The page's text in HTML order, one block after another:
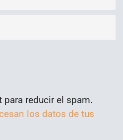
reducir el spam.
los datos de tus